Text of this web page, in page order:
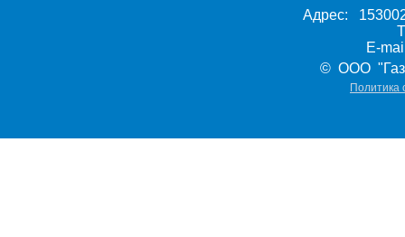
Адрес:
E-
© ООО
Политика